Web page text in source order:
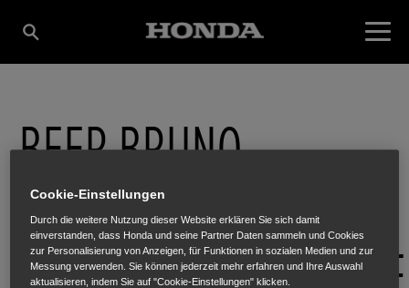
BEER BRUNO
GES.M.B.H.
Cookie-Einstellungen
Durch die weitere Nutzung dieser Website erklären Sie sich damit
einverstanden, dass Honda und seine Partner Daten sammeln und Cookies
zur Personalisierung von Anzeigen, für Funktionen in sozialen Medien und zur
Messung verwenden. Sie können jederzeit mehr erfahren und Ihre Auswahl
aktualisieren, indem Sie auf "Cookie-Einstellungen" klicken.